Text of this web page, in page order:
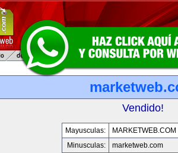
Vendido!
Mayusculas:
MARKETWEB.COM
Minusculas:
marketweb.com